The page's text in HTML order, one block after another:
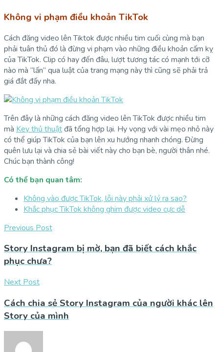
Không vi phạm điều khoản TikTok
Cách đăng video lên Tiktok được nhiều tim cuối cùng mà bạn
phải tuân thủ đó là đừng vi phạm vào những điều khoản cấm kỵ
của TikTok. Clip có hay đến đâu, lượt tương tác có mạnh tới cỡ
nào mà “lấn” qua luật của trang mạng này thì cũng sẽ phải trả
giá đắt đấy nha.
Trên đây là những cách đăng video lên TikTok được nhiều tim
mà Key thủ thuậtđã tổng hợp lại. Hy vọng với vài mẹo nhỏ này
có thể giúp TikTok của bạn lên xu hướng nhanh chóng. Đừng
quên lưu lại và chia sẻ bài viết này cho bạn bè, người thân nhé.
Chúc bạn thành công!
Có thể bạn quan tâm:
Không vào được TikTok, lỗi này phải xử lý ra sao?
Khắc phục TikTok không ghim được video cực dễ
Previous Post
Story Instagram bị mờ, bạn đã biết cách khắc
phục chưa?
Next Post
Cách chia sẻ Story Instagram của người khác lên
Story của mình